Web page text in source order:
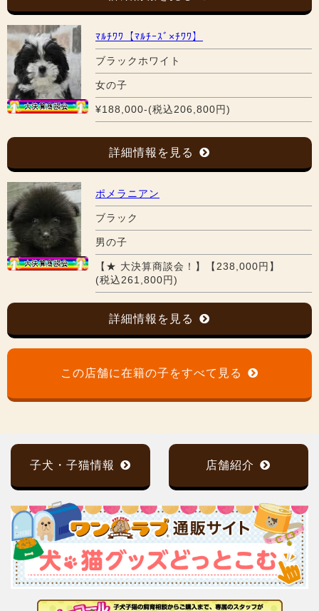
ﾏﾙﾁﾜﾜ【ﾏﾙﾁｰｽﾞ×ﾁﾜﾜ】
ブラックホワイト
女の子
¥188,000-(税込206,800円)
詳細情報を見る
ポメラニアン
ブラック
男の子
【★ 大決算商談会！】【238,000円】
(税込261,800円)
詳細情報を見る
この店舗に在籍の子をすべて見る
子犬・子猫情報 店舗紹介